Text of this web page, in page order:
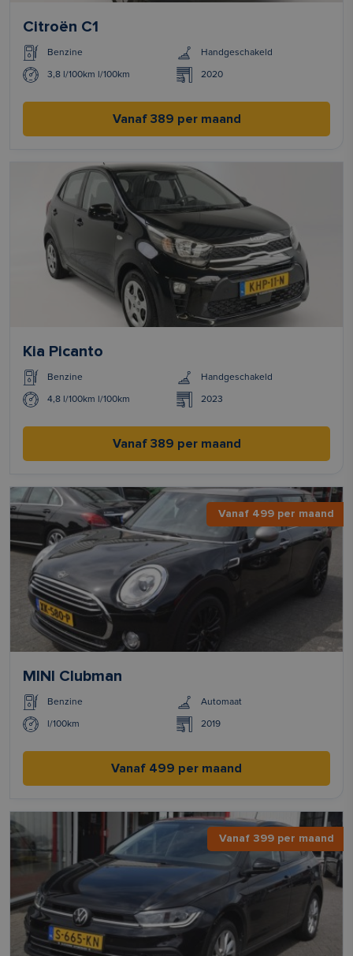
Citroën C1
Benzine Handgeschakeld
3,8 l/100km l/100km 2020
Vanaf 389 per maand
Kia Picanto
Benzine Handgeschakeld
4,8 l/100km l/100km 2023
Vanaf 389 per maand
Vanaf 499 per maand
MINI Clubman
Benzine Automaat
l/100km 2019
Vanaf 499 per maand
Vanaf 399 per maand